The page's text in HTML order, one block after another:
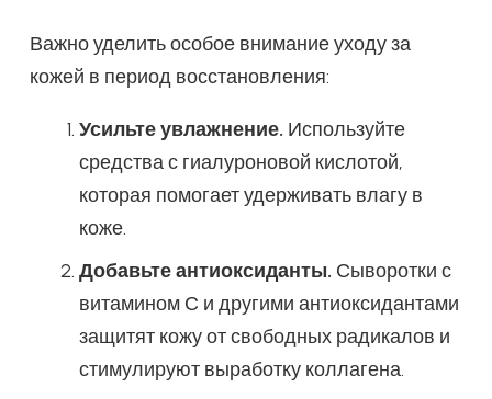
Важно уделить особое внимание уходу за
кожей в период восстановления:
Усильте увлажнение. Используйте
средства с гиалуроновой кислотой,
которая помогает удерживать влагу в
коже.
Добавьте антиоксиданты. Сыворотки с
витамином С и другими антиоксидантами
защитят кожу от свободных радикалов и
стимулируют выработку коллагена.